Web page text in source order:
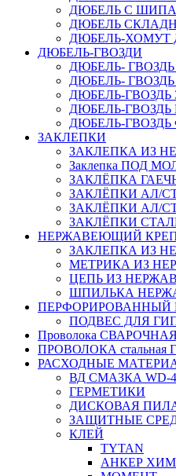
ДЮБЕЛЬ С
ДЮБЕЛЬ
ДЮБЕЛЬ-ХОМУТ
ДЮБЕЛЬ-ГВОЗДИ
ДЮБЕЛЬ-
ДЮБЕЛЬ-
ДЮБЕЛЬ-
ДЮБЕЛЬ-
ДЮБЕЛЬ-
ЗАКЛЕПКИ
ЗАКЛЕПКА ИЗ
Заклепка ПОД
ЗАКЛЁПКА
ЗАКЛЁПКИ АЛ/
ЗАКЛЁПКИ АЛ/
ЗАКЛЁПКИ
НЕРЖАВЕЮЩИЙ
ЗАКЛЕПКА ИЗ
МЕТРИКА ИЗ
ЦЕПЬ ИЗ
ШПИЛЬКА
ПЕРФОРИРОВАННЫЙ
ПОДВЕС ДЛЯ
Проволока
ПРОВОЛОКА стальная
РАСХОДНЫЕ
ВД СМАЗКА WD-
ГЕРМЕТИКИ
ДИСКОВАЯ
ЗАЩИТНЫЕ
КЛЕЙ
TYTAN
АНКЕР